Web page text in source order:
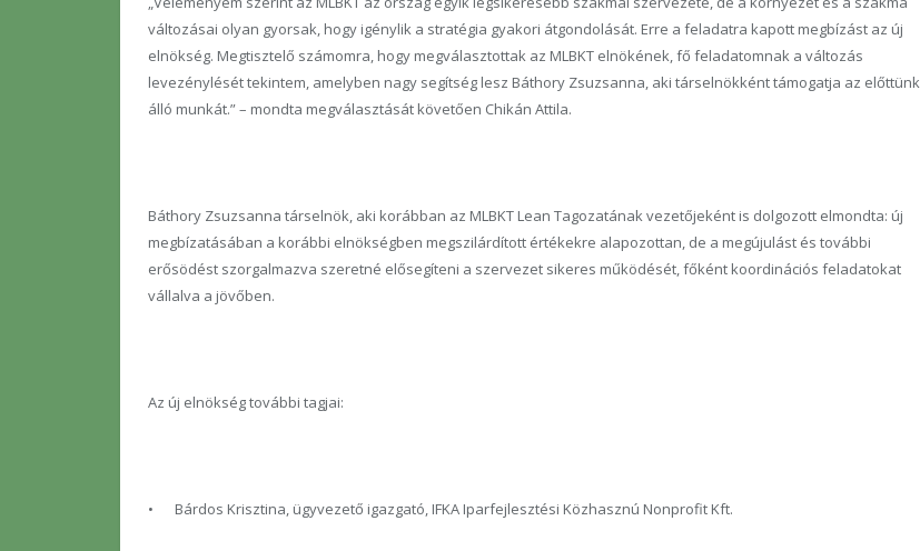
változásai olyan gyorsak, hogy igénylik a stratégia gyakori átgondolását. Erre a feladatra kapott megbízást az új
elnökség. Megtisztelő számomra, hogy megválasztottak az MLBKT elnökének, fő feladatomnak a változás
levezénylését tekintem, amelyben nagy segítség lesz Báthory Zsuzsanna, aki társelnökként támogatja az előttünk
álló munkát.” – mondta megválasztását követően Chikán Attila.
Báthory Zsuzsanna társelnök, aki korábban az MLBKT Lean Tagozatának vezetőjeként is dolgozott elmondta: új
megbízatásában a korábbi elnökségben megszilárdított értékekre alapozottan, de a megújulást és további
erősödést szorgalmazva szeretné elősegíteni a szervezet sikeres működését, főként koordinációs feladatokat
vállalva a jövőben.
Az új elnökség további tagjai:
• Bárdos Krisztina, ügyvezető igazgató, IFKA Iparfejlesztési Közhasznú Nonprofit Kft.